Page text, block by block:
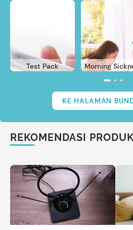
Test Pack Morning
KE HALAMAN
REKOMENDASI